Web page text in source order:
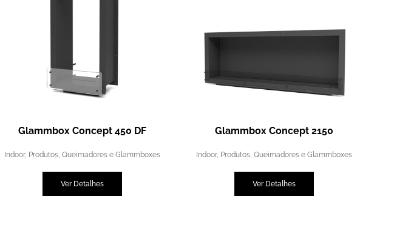
Glammbox Concept 450 DF
Indoor, Produtos, Queimadores e Glammboxes
Ver Detalhes
Glammbox Concept 2150
Indoor, Produtos,Queimadores e Glammboxes
Ver Detalhes